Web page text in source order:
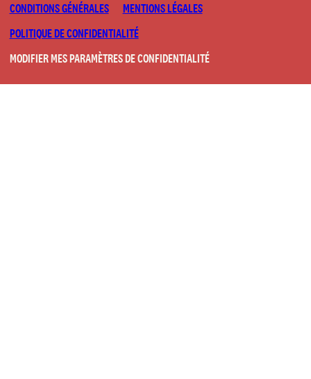
CONDITIONS GÉNÉRALES
MENTIONS LÉGALES
POLITIQUE DE CONFIDENTIALITÉ
MODIFIER MES PARAMÈTRES DE CONFIDENTIALITÉ